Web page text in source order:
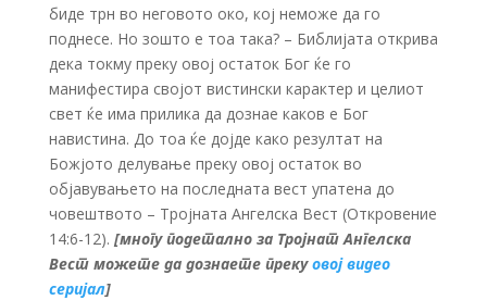
биде трн во неговото око, кој неможе да го
поднесе. Но зошто е тоа така? – Библијата открива
дека токму преку овој остаток Бог ќе го
манифестира својот вистински карактер и целиот
свет ќе има прилика да дознае каков е Бог
навистина. До тоа ќе дојде како резултат на
Божјото делување преку овој остаток во
објавувањето на последната вест упатена до
човештвото – Тројната Ангелска Вест (Откровение
14:6-12). [многу подетално за Тројнат Ангелска
Вест можете да дознаете прекуовој видео
серијал]